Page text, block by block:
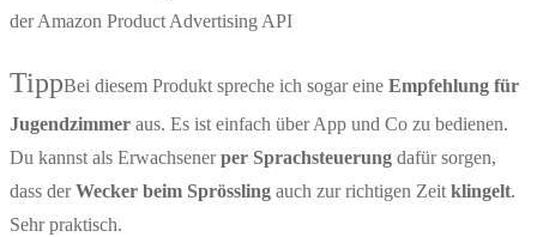
der Amazon Product Advertising API
TippBei diesem Produkt spreche ich sogar eine Empfehlung für
Jugendzimmer aus. Es ist einfach über App und Co zu bedienen.
Du kannst als Erwachsenerper Sprachsteuerung dafür sorgen,
dass derWecker beim Sprössling auch zur richtigen Zeit klingelt.
Sehr praktisch.